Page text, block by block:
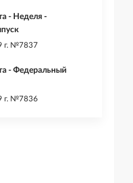
- Неделя -
г. №7837
- Федеральный
г. №7836